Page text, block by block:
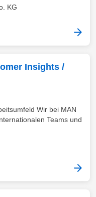
KG
Insights /
Wir bei MAN
Teams und